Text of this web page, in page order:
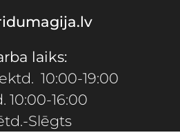
laiks:
10:00-19:00
10:00-16:00
Slēgts